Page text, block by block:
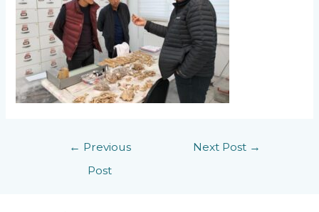
← Previous
Post
Next Post →